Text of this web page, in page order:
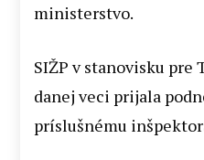
ministerstvo.
SIŽP v stanovisku pre
danej veci prijala
príslušnému